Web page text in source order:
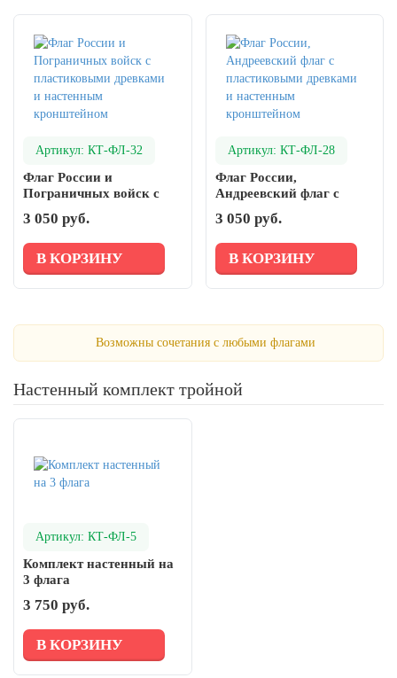
Артикул: КТ-ФЛ-32
Флаг России и
Пограничных войск с
и настенным
кронштейном
3 050 руб.
В КОРЗИНУ
Артикул: КТ-ФЛ-28
Флаг России,
Андреевский флаг с
и настенным
кронштейном
3 050 руб.
В КОРЗИНУ
Возможны сочетания с любыми флагами
Настенный комплект тройной
Артикул: КТ-ФЛ-5
Комплект настенный на
3 флага
3 750 руб.
В КОРЗИНУ